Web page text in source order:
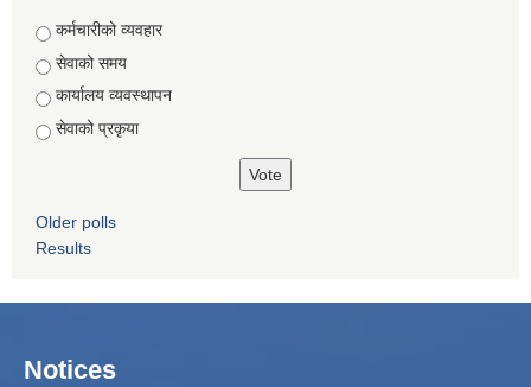
Choices
कर्मचारीको व्यवहार
सेवाको समय
कार्यालय व्यवस्थापन
सेवाको प्रकृया
Older polls
Results
Notices